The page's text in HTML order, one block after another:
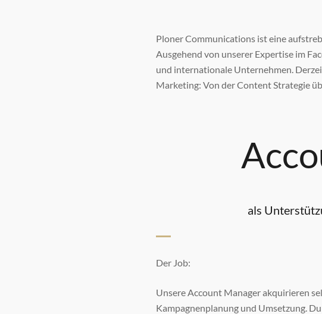
Ploner Communications ist eine
Ausgehend von unserer Expertise im
und internationale Unternehmen.
Marketing: Von der Content Strategie
als
Der Job:
Unsere Account Manager akquirieren
Kampagnenplanung und Umsetzung.